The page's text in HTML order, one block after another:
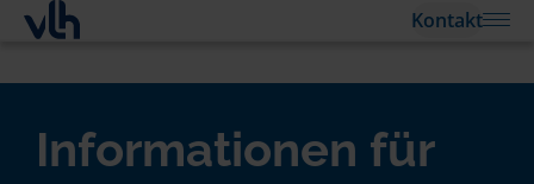
Kontakt
Informationen für